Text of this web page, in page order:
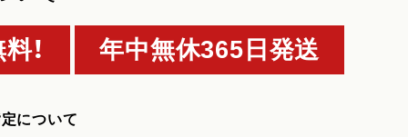
！ 年中無休365日発送
について